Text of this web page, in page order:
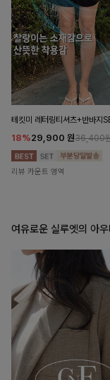
테킷미 레터링티셔츠+반바지
18%29,900 원36,400
리뷰 카운트 영역
여유로운 실루엣의 아우